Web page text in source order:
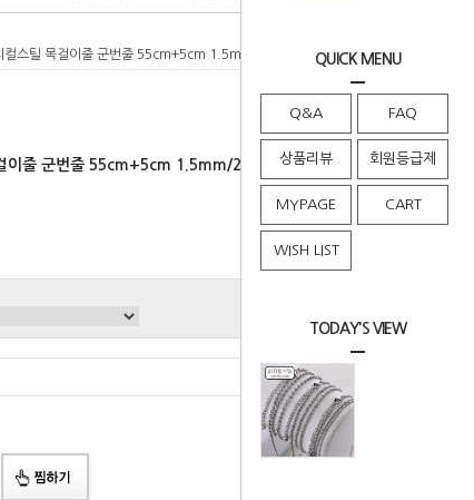
QUICK MENU
Q&A FAQ
상품리뷰 회원등급제
MYPAGE CART
WISH LIST
TODAY'S VIEW
스틸 목걸이줄 군번줄 55cm+5cm 1.5mm/2mm/2.4mm 무도금 (1개)
이줄 군번줄 55cm+5cm 1.5mm/2mm/2.4mm 무도금 (1개)